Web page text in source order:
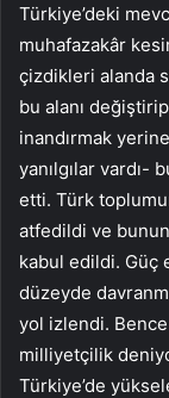
Türkiye’deki
muhafazakâr
çizdikleri alanda
bu alanı
inandırmak
yanılgılar vardı-
etti. Türk
atfedildi ve
kabul edildi. Güç
düzeyde
yol izlendi.
milliyetçilik
Türkiye’de